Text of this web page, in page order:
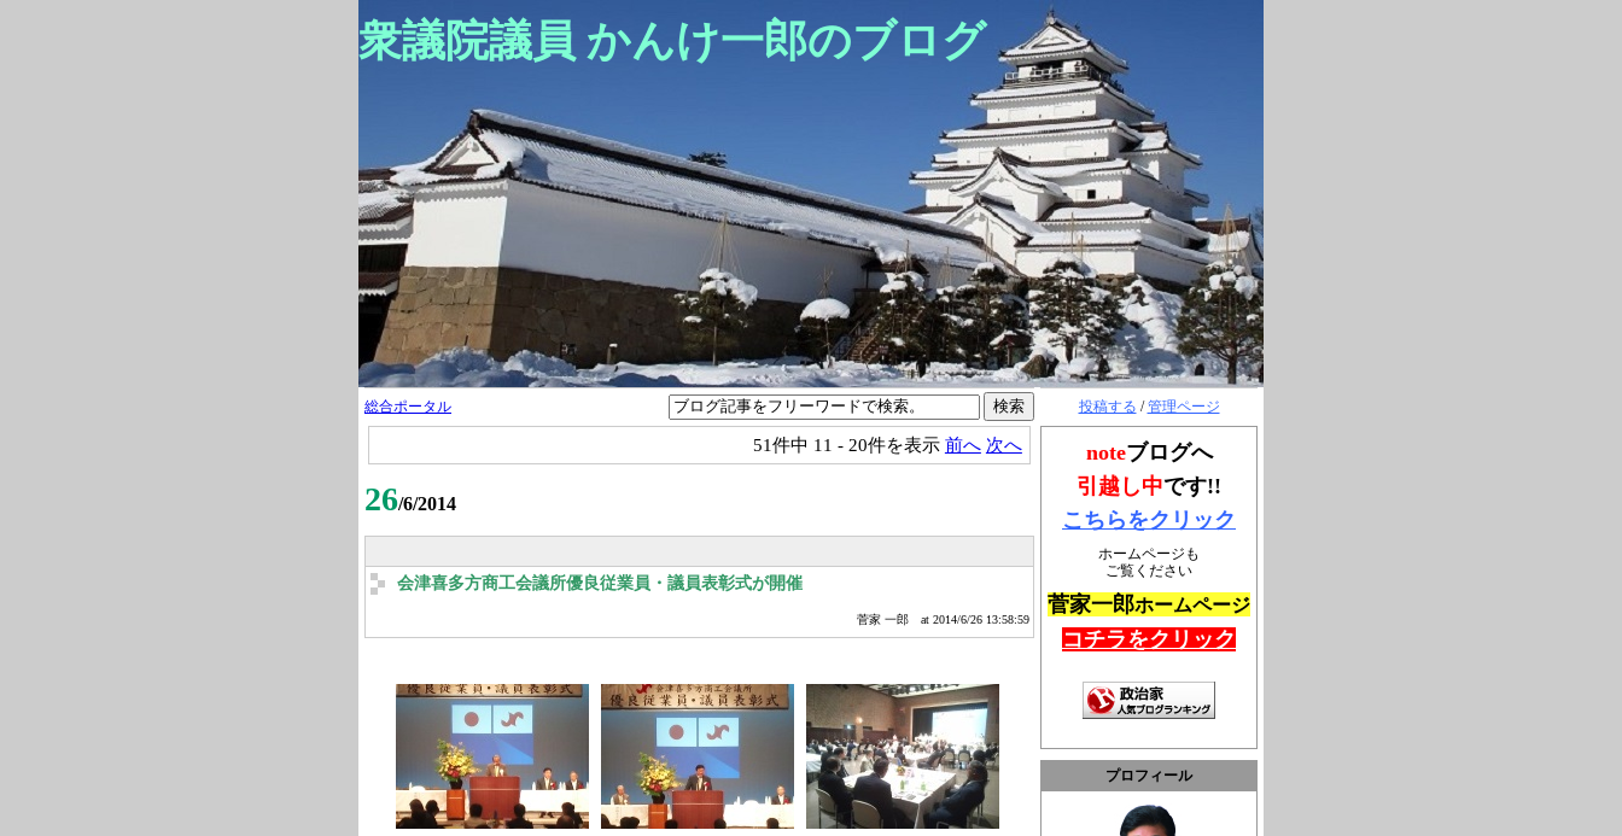
衆議院議員 かんけ一郎のブログ
投稿する /管理ページ
noteブログへ
引越し中です!!
こちらをクリック
ホームページも
ご覧ください
菅家一郎ホームページ
コチラをクリック
プロフィール
総合ポータル
51件中 11 - 20件を表示 前へ 次へ
26/6/2014
会津喜多方商工会議所優良従業員・議員表彰式が開催
菅家 一郎 at 2014/6/26 13:58:59